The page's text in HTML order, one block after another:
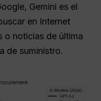
Gemini es el
en Internet
o noticias de última
de suministro.